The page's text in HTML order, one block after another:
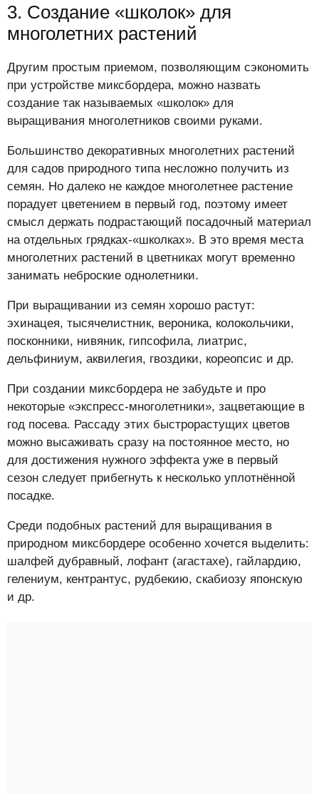
3. Создание «школок» для
многолетних растений
Другим простым приемом, позволяющим сэкономить
при устройстве миксбордера, можно назвать
создание так называемых «школок» для
выращивания многолетников своими руками.
Большинство декоративных многолетних растений
для садов природного типа несложно получить из
семян. Но далеко не каждое многолетнее растение
порадует цветением в первый год, поэтому имеет
смысл держать подрастающий посадочный материал
на отдельных грядках-«школках». В это время места
многолетних растений в цветниках могут временно
занимать неброские однолетники.
При выращивании из семян хорошо растут:
эхинацея, тысячелистник, вероника, колокольчики,
посконники, нивяник, гипсофила, лиатрис,
дельфиниум, аквилегия, гвоздики, кореопсис и др.
При создании миксбордера не забудьте и про
некоторые «экспресс-многолетники», зацветающие в
год посева. Рассаду этих быстрорастущих цветов
можно высаживать сразу на постоянное место, но
для достижения нужного эффекта уже в первый
сезон следует прибегнуть к несколько уплотнённой
посадке.
Среди подобных растений для выращивания в
природном миксбордере особенно хочется выделить:
шалфей дубравный, лофант (агастахе), гайлардию,
гелениум, кентрантус, рудбекию, скабиозу японскую
и др.